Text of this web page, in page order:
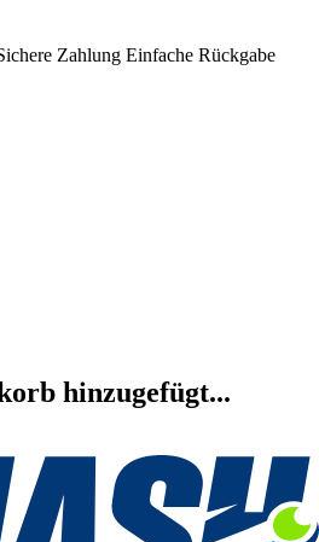
Zahlung Einfache Rückgabe
hinzugefügt...